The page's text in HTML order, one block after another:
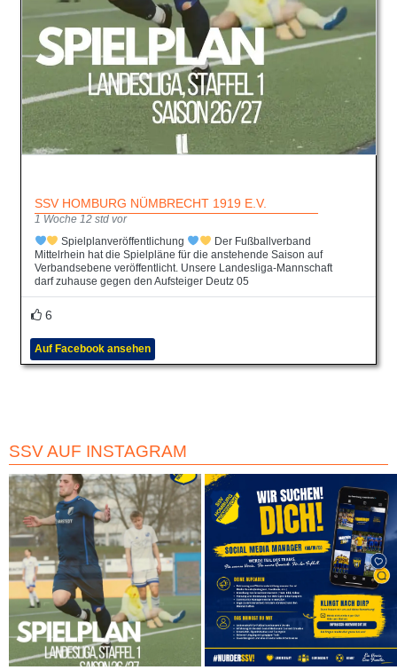
SSV HOMBURG NÜMBRECHT 1919 E.V.
1 Woche 12 std vor
Spielplanveröffentlichung
Der Fußballverband
Mittelrhein hat die Spielpläne für die anstehende Saison auf
Verbandsebene veröffentlicht. Unsere Landesliga-Mannschaft
darf zuhause gegen den Aufsteiger Deutz 05
6
Auf Facebook ansehen
SSV AUF INSTAGRAM